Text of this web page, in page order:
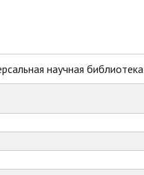
научная библиотека